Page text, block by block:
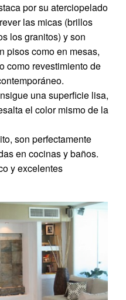
por su aterciopelado
las micas (brillos
los granitos) y son
pisos como en mesas,
como revestimiento de
una superficie lisa,
el color mismo de la
son perfectamente
en cocinas y baños.
y excelentes